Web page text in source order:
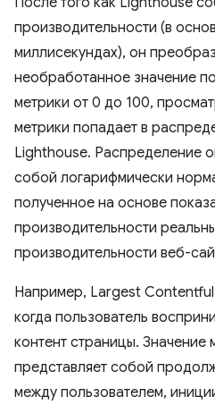
производительности (в
миллисекундах), он
необработанное значение
метрики от 0 до 100,
метрики попадает в
Lighthouse. Распределение
собой логарифмически
полученное на основе
производительности
производительности веб-
Например, Largest Contentful
когда пользователь
контент страницы. Значение
представляет собой
между пользователем,